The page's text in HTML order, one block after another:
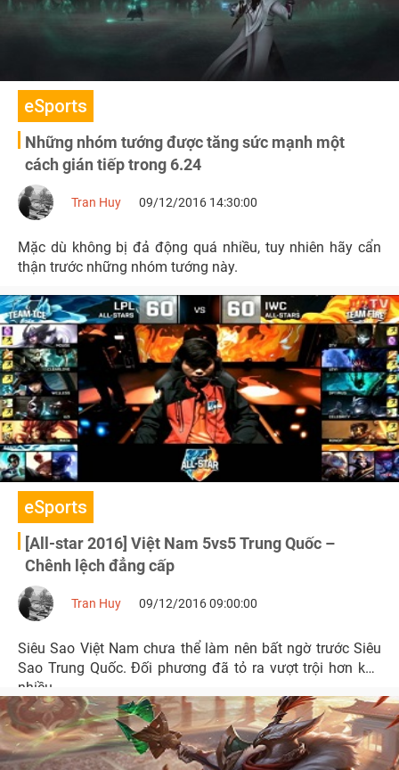
eSports
Những nhóm tướng được tăng sức mạnh một
cách gián tiếp trong 6.24
Tran Huy 09/12/2016 14:30:00
Mặc dù không bị đả động quá nhiều, tuy nhiên hãy cẩn
thận trước những nhóm tướng này.
eSports
[All-star 2016] Việt Nam 5vs5 Trung Quốc –
Chênh lệch đẳng cấp
Tran Huy 09/12/2016 09:00:00
Siêu Sao Việt Nam chưa thể làm nên bất ngờ trước Siêu
Sao Trung Quốc. Đối phương đã tỏ ra vượt trội hơn khá
nhiều